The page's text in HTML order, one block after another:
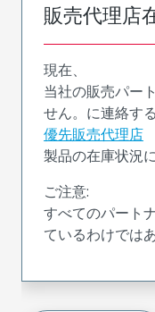
販売代理店
現在、
当社の販売パー
せん。に連絡す
優先販売代理店
製品の在庫状況
ご注意:
すべてのパート
ているわけでは